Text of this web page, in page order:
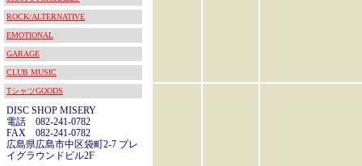
ROCK/ALTERNATIVE
EMOTIONAL
GARAGE
CLUB MUSIC
TシャツGOODS
DISC SHOP MISERY
電話 082-241-0782
FAX 082-241-0782
広島県広島市中区袋町2-7 プレ
イグラウンドビル2F